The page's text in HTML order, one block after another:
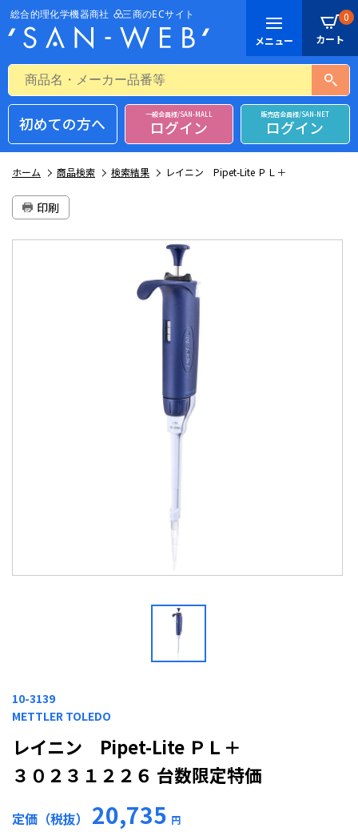
0
初めての方へ 一般会員様/SAN-MALL
ログイン
販売店会員様/SAN-NET
ログイン
ホーム 商品検索 検索結果 レイニン Pipet-Lite ＰＬ＋
印刷
10-3139
METTLER TOLEDO
レイニン Pipet-Lite ＰＬ＋
３０２３１２２６ 台数限定特価
定価（税抜） 20,735 円